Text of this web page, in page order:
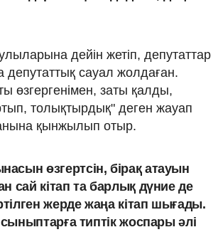
дейін жетіп, депутаттар
депутаттық сауал жолдаған.
өзгергенімен, заты қалды,
толықтырдық" деген жауап
қынжылып отыр.
өзгертсін, бірақ атауын
сай кітап та барлық дүние де
жерде жаңа кітап шығады.
сыныптарға типтік жоспары әлі